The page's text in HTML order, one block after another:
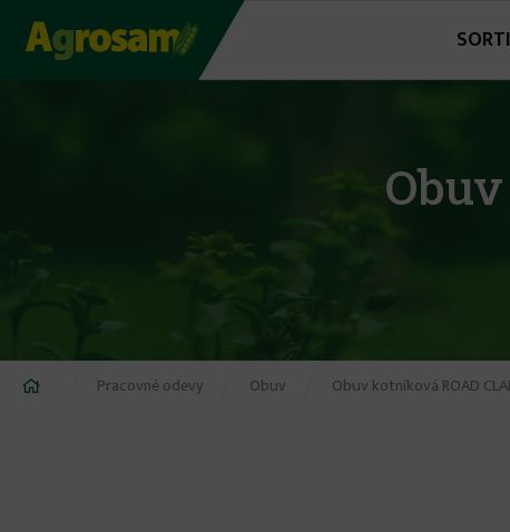
Jump
Nachádzate
Pracovné odevy Obuv Obuv kotníková ROAD